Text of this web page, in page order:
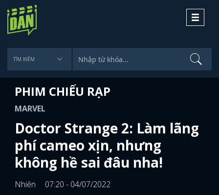
Toggle
PHIM CHIẾU RẠP
MARVEL
Doctor Strange 2: Làm lãng
phí cameo xịn, nhưng
không hề sai đâu nha!
Nhiên
07:20 - 04/07/2022